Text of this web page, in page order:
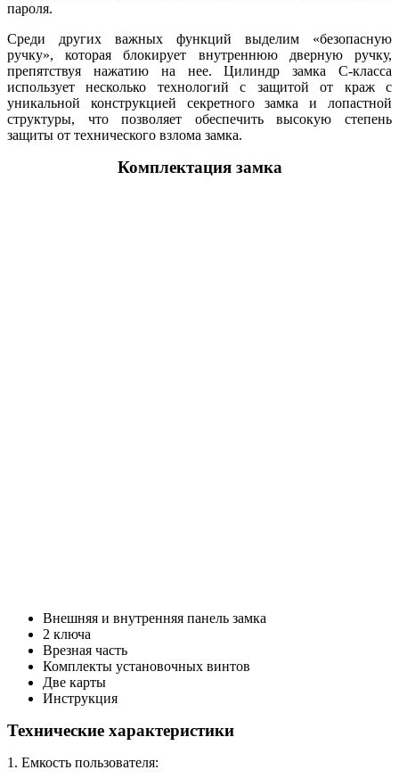
пароля.
Среди других важных функций выделим «безопасную
ручку», которая блокирует внутреннюю дверную ручку,
препятствуя нажатию на нее. Цилиндр замка C-класса
использует несколько технологий с защитой от краж с
уникальной конструкцией секретного замка и лопастной
структуры, что позволяет обеспечить высокую степень
защиты от технического взлома замка.
Комплектация замка
Внешняя и внутренняя панель замка
2 ключа
Врезная часть
Комплекты установочных винтов
Две карты
Инструкция
Технические характеристики
1. Емкость пользователя: